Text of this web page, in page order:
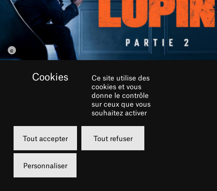
Making of de l'épisode final de la série de Neflix
Ce site utilise des
cookies et vous
donne le contrôle
sur ceux que vous
souhaitez activer
Tout accepter Tout refuser
Personnaliser